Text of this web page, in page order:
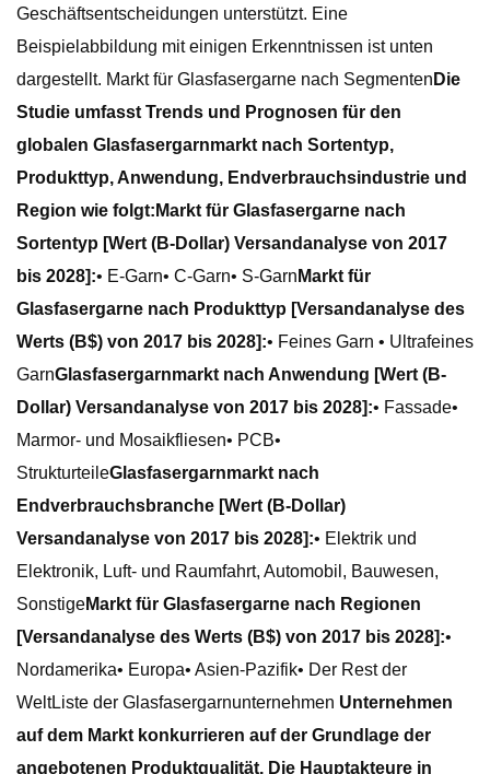
Geschäftsentscheidungen unterstützt. Eine
Beispielabbildung mit einigen Erkenntnissen ist unten
dargestellt. Markt für Glasfasergarne nach Segmenten Die
Studie umfasst Trends und Prognosen für den
globalen Glasfasergarnmarkt nach Sortentyp,
Produkttyp, Anwendung, Endverbrauchsindustrie und
Region wie folgt: Markt für Glasfasergarne nach
Sortentyp [Wert (B-Dollar) Versandanalyse von 2017
bis 2028]:• E-Garn• C-Garn• S-Garn Markt für
Glasfasergarne nach Produkttyp [Versandanalyse des
Werts (B$) von 2017 bis 2028]:• Feines Garn • Ultrafeines
GarnGlasfasergarnmarkt nach Anwendung [Wert (B-
Dollar) Versandanalyse von 2017 bis 2028]:• Fassade•
Marmor- und Mosaikfliesen• PCB•
StrukturteileGlasfasergarnmarkt nach
Endverbrauchsbranche [Wert (B-Dollar)
Versandanalyse von 2017 bis 2028]:• Elektrik und
Elektronik, Luft- und Raumfahrt, Automobil, Bauwesen,
SonstigeMarkt für Glasfasergarne nach Regionen
[Versandanalyse des Werts (B$) von 2017 bis 2028]:•
Nordamerika• Europa• Asien-Pazifik• Der Rest der
WeltListe der Glasfasergarnunternehmen Unternehmen
auf dem Markt konkurrieren auf der Grundlage der
angebotenen Produktqualität. Die Hauptakteure in